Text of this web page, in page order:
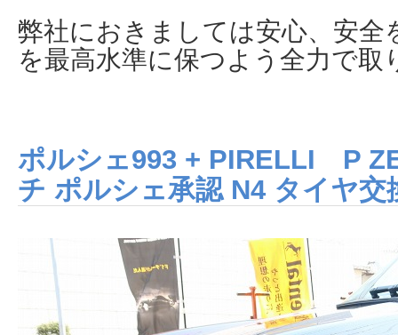
弊社におきましては安心、安全
を最高水準に保つよう全力で取
ポルシェ993 + PIRELLI P
チ ポルシェ承認 N4 タイヤ交